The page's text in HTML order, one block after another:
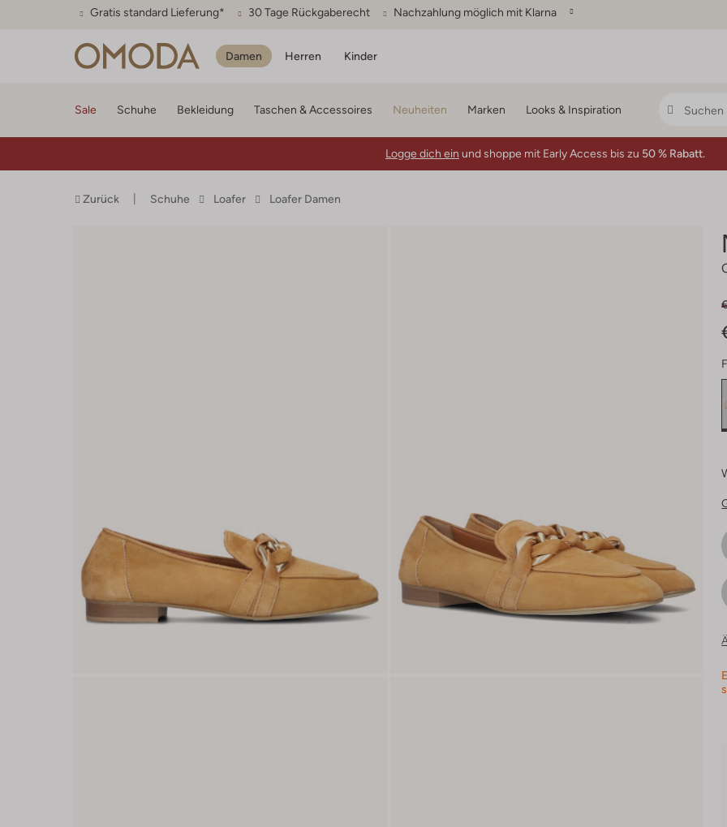
Gratis standard Lieferung* 30 Tage Rückgaberecht Nachzahlung möglich mit Klarna
Damen Herren Kinder
Sale Schuhe Bekleidung Taschen & Accessoires Neuheiten Marken Looks & Inspiration
Logge dich ein und shoppe mit Early Access bis zu 50 % Rabatt.
Zurück Schuhe Loafer Loafer Damen